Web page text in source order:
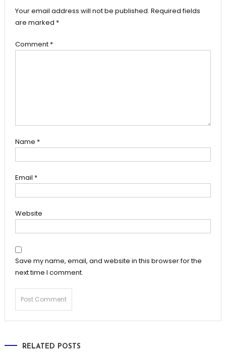
Your email address will not be published. Required fields
are marked *
Comment *
Name *
Email *
Website
Save my name, email, and website in this browser for the
next time I comment.
RELATED POSTS